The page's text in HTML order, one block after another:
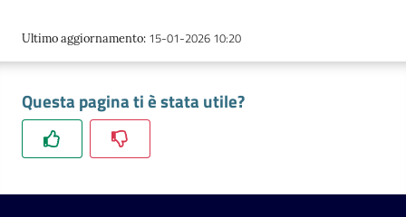
l'impresa
Promuovere
l'impresa
il
Ultimo aggiornamento: 15-01-2026 10:20
Questa pagina ti è stata utile?